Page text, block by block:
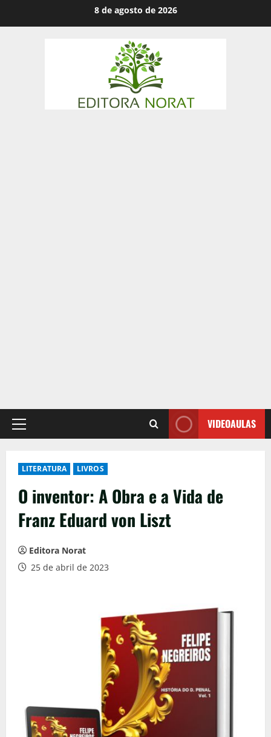
8 de agosto de 2026
Primary
VIDEOAULAS
LITERATURA LIVROS
O inventor: A Obra e a Vida de
Franz Eduard von Liszt
Editora Norat
25 de abril de 2023